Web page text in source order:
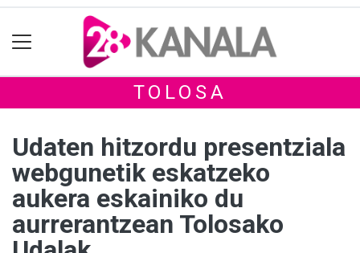
TOLOSA
Udaten hitzordu presentziala
webgunetik eskatzeko
aukera eskainiko du
aurrerantzean Tolosako